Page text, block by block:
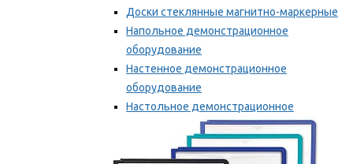
Доски стеклянные магнитно-маркерные
Напольное демонстрационное
оборудование
Настенное демонстрационное
оборудование
Настольное демонстрационное
оборудование
Мы рекомендуем